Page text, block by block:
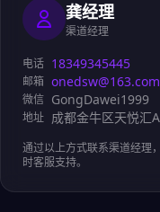
龚经理
渠道经理
电话 18349345445
邮箱 onedsw@163.com
微信 GongDawei1999
地址 成都金牛区天悦汇
通过以上方式联系渠道经理
时客服支持。